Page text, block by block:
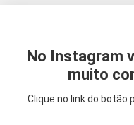
No Instagram
muito
Clique no link do botão